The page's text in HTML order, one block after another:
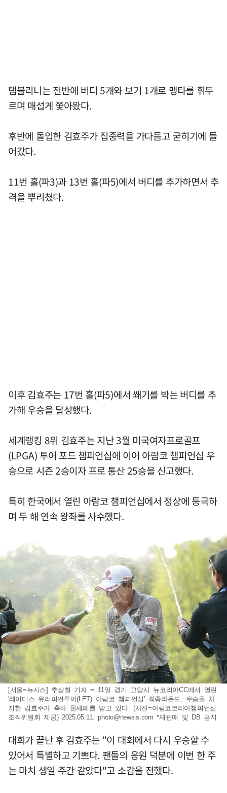
탬블리니는 전반에 버디 5개와 보기 1개로 맹타를 휘두
르며 매섭게 쫓아왔다.
후반에 돌입한 김효주가 집중력을 가다듬고 굳히기에 들
어갔다.
11번 홀(파3)과 13번 홀(파5)에서 버디를 추가하면서 추
격을 뿌리쳤다.
이후 김효주는 17번 홀(파5)에서 쐐기를 박는 버디를 추
가해 우승을 달성했다.
세계랭킹 8위 김효주는 지난 3월 미국여자프로골프
(LPGA) 투어 포드 챔피언십에 이어 아람코 챔피언십 우
승으로 시즌 2승이자 프로 통산 25승을 신고했다.
특히 한국에서 열린 아람코 챔피언십에서 정상에 등극하
며 두 해 연속 왕좌를 사수했다.
[서울=뉴시스] 추상철 기자 = 11일 경기 고양시 뉴코리아CC에서 열린
'레이디스 유러피언투어(LET) 아람코 챔피언십' 최종라운드, 우승을 차
지한 김효주가 축하 물세례를 받고 있다. (사진=아람코코리아챔피언십
조직위원회 제공) 2025.05.11.photo@newsis.com *재판매 및 DB 금지
대회가 끝난 후 김효주는 "이 대회에서 다시 우승할 수
있어서 특별하고 기쁘다. 팬들의 응원 덕분에 이번 한 주
는 마치 생일 주간 같았다"고 소감을 전했다.